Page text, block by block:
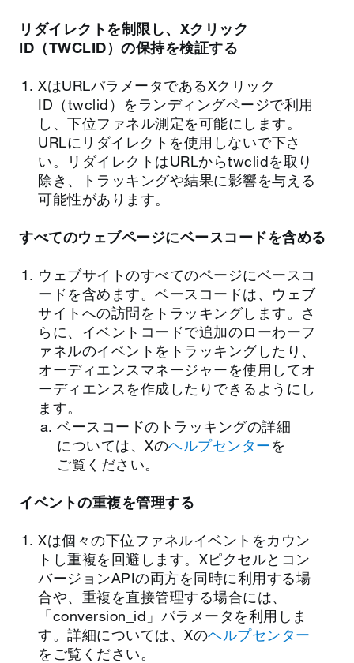
リダイレクトを制限し、Xクリック
ID（TWCLID）の保持を検証する
XはURLパラメータであるXクリック
ID（twclid）をランディングページで利用
し、下位ファネル測定を可能にします。
URLにリダイレクトを使用しないで下さ
い。リダイレクトはURLからtwclidを取り
除き、トラッキングや結果に影響を与える
可能性があります。
すべてのウェブページにベースコードを含める
ウェブサイトのすべてのページにベースコ
ードを含めます。ベースコードは、ウェブ
サイトへの訪問をトラッキングします。さ
らに、イベントコードで追加のローわーフ
ァネルのイベントをトラッキングしたり、
オーディエンスマネージャーを使用してオ
ーディエンスを作成したりできるようにし
ます。
ベースコードのトラッキングの詳細
については、Xのヘルプセンターを
ご覧ください。
イベントの重複を管理する
Xは個々の下位ファネルイベントをカウン
トし重複を回避します。Xピクセルとコン
バージョンAPIの両方を同時に利用する場
合や、重複を直接管理する場合には、
「conversion_id」パラメータを利用しま
す。詳細については、Xのヘルプセンター
をご覧ください。